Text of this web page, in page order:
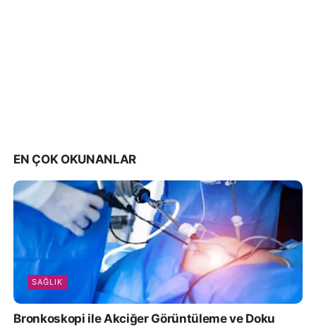
EN ÇOK OKUNANLAR
SAĞLIK
Bronkoskopi ile Akciğer Görüntüleme ve Doku